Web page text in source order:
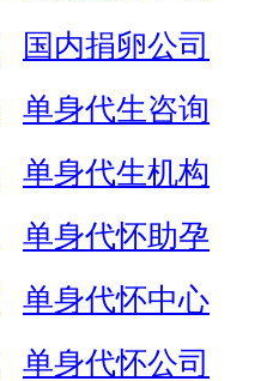
国内捐卵公司
单身代生咨询
单身代生机构
单身代怀助孕
单身代怀中心
单身代怀公司